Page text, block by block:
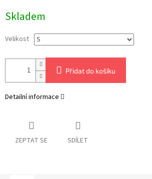
cena:
Skladem
Velikost
Přidat do košíku
Detailní informace
ZEPTAT SE SDÍLET